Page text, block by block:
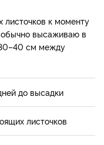
листочков к моменту
обычно высаживаю в
см между
до высадки
листочков